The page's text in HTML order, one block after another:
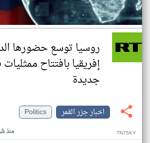
روسيا توسع حضورها
جديدة
اخبار جزر القمر
Politics
منذ TN75KY